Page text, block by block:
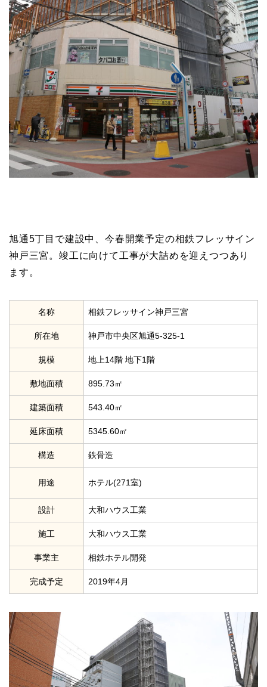
旭通5丁目で建設中、今春開業予定の相鉄フレッサイン
神戸三宮。竣工に向けて工事が大詰めを迎えつつあり
ます。
名称 相鉄フレッサイン神戸三宮
所在地 神戸市中央区旭通5-325-1
規模 地上14階 地下1階
敷地面積 895.73㎡
建築面積 543.40㎡
延床面積 5345.60㎡
構造 鉄骨造
用途 ホテル(271室)
設計 大和ハウス工業
施工 大和ハウス工業
事業主 相鉄ホテル開発
完成予定 2019年4月